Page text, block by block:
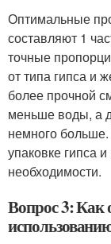
Оптимальные
составляют 1
точные
от типа гипса и
более прочной
меньше воды, а
немного
упаковке гипса
необходимости.
Вопрос 3: Как